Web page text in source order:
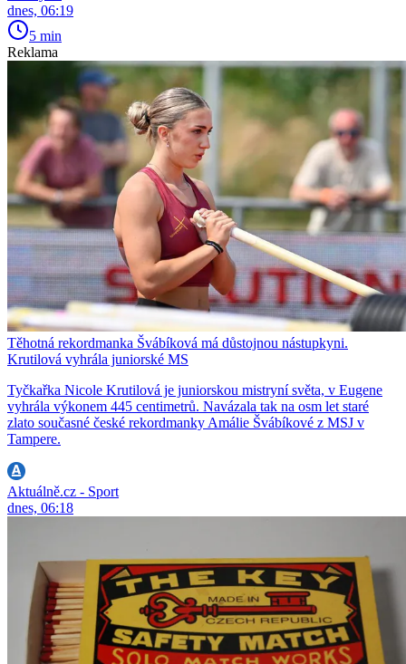
dnes, 06:19
5 min
Reklama
Těhotná rekordmanka Švábíková má důstojnou nástupkyni.
Krutilová vyhrála juniorské MS
Tyčkařka Nicole Krutilová je juniorskou mistryní světa, v Eugene
vyhrála výkonem 445 centimetrů. Navázala tak na osm let staré
zlato současné české rekordmanky Amálie Švábíkové z MSJ v
Tampere.
Aktuálně.cz - Sport
dnes, 06:18